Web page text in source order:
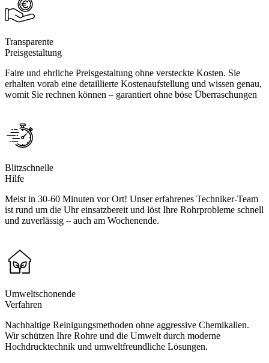
Transparente
Preisgestaltung
Faire und ehrliche Preisgestaltung ohne versteckte Kosten. Sie
erhalten vorab eine detaillierte Kostenaufstellung und wissen genau,
womit Sie rechnen können – garantiert ohne böse Überraschungen
Blitzschnelle
Hilfe
Meist in 30-60 Minuten vor Ort! Unser erfahrenes Techniker-Team
ist rund um die Uhr einsatzbereit und löst Ihre Rohrprobleme schnell
und zuverlässig – auch am Wochenende.
Umweltschonende
Verfahren
Nachhaltige Reinigungsmethoden ohne aggressive Chemikalien.
Wir schützen Ihre Rohre und die Umwelt durch moderne
Hochdrucktechnik und umweltfreundliche Lösungen.